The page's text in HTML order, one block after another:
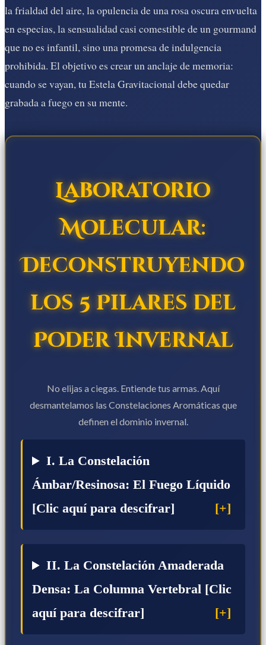
la frialdad del aire, la opulencia de una rosa oscura envuelta
en especias, la sensualidad casi comestible de un gourmand
que no es infantil, sino una promesa de indulgencia
prohibida. El objetivo es crear un anclaje de memoria:
cuando se vayan, tu Estela Gravitacional debe quedar
grabada a fuego en su mente.
Laboratorio
Molecular:
Deconstruyendo
los 5 Pilares del
Poder Invernal
No elijas a ciegas. Entiende tus armas. Aquí
desmantelamos las Constelaciones Aromáticas que
definen el dominio invernal.
I. La Constelación
Ámbar/Resinosa: El Fuego Líquido
[Clic aquí para descifrar]
II. La Constelación Amaderada
Densa: La Columna Vertebral [Clic
aquí para descifrar]